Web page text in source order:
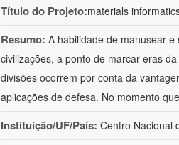
Título do Projeto:materials
Resumo: A habilidade de manusear
civilizações, a ponto de marcar eras
divisões ocorrem por conta da
aplicações de defesa. No momento
Instituição/UF/País: Centro Nacional